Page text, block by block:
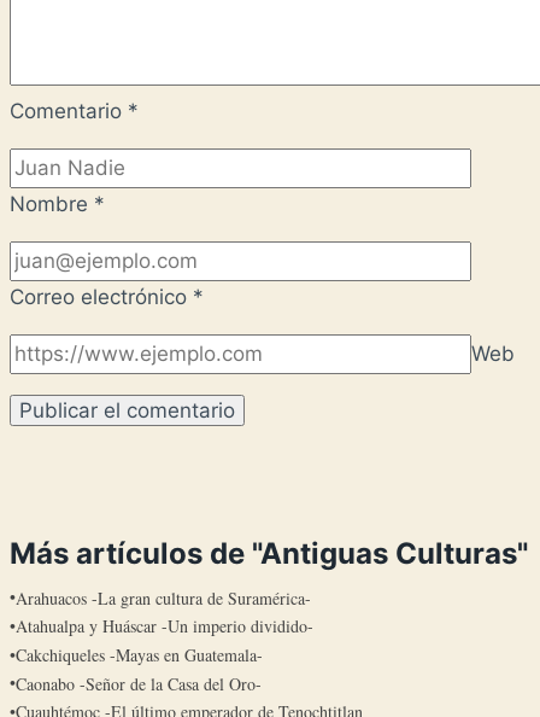
Comentario *
Nombre *
Correo electrónico *
Web
Más artículos de "Antiguas Culturas"
Arahuacos -La gran cultura de Suramérica-
Atahualpa y Huáscar -Un imperio dividido-
Cakchiqueles -Mayas en Guatemala-
Caonabo -Señor de la Casa del Oro-
Cuauhtémoc -El último emperador de Tenochtitlan